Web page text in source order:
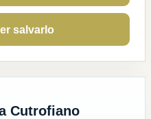
salvarlo
Cutrofiano